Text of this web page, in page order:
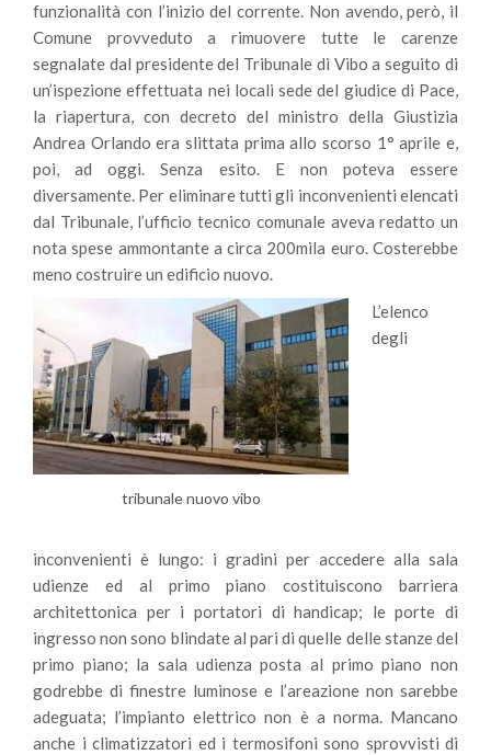
funzionalità con l’inizio del corrente. Non avendo, però, il
Comune provveduto a rimuovere tutte le carenze
segnalate dal presidente del Tribunale di Vibo a seguito di
un’ispezione effettuata nei locali sede del giudice di Pace,
la riapertura, con decreto del ministro della Giustizia
Andrea Orlando era slittata prima allo scorso 1° aprile e,
poi, ad oggi. Senza esito. E non poteva essere
diversamente. Per eliminare tutti gli inconvenienti elencati
dal Tribunale, l’ufficio tecnico comunale aveva redatto un
nota spese ammontante a circa 200mila euro. Costerebbe
meno costruire un edificio nuovo.
tribunale nuovo vibo
L’elenco
degli
inconvenienti è lungo: i gradini per accedere alla sala
udienze ed al primo piano costituiscono barriera
architettonica per i portatori di handicap; le porte di
ingresso non sono blindate al pari di quelle delle stanze del
primo piano; la sala udienza posta al primo piano non
godrebbe di finestre luminose e l’areazione non sarebbe
adeguata; l’impianto elettrico non è a norma. Mancano
anche i climatizzatori ed i termosifoni sono sprovvisti di